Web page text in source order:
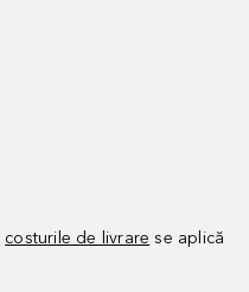
costurile de livrare se aplică